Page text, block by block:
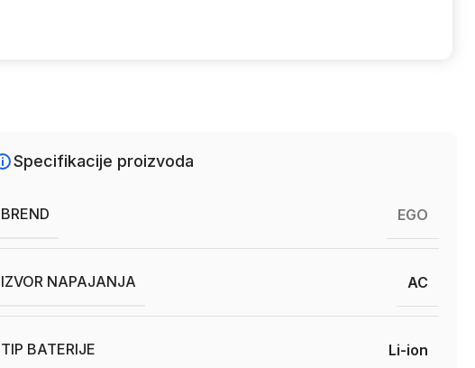
Specifikacije proizvoda
BREND EGO
IZVOR NAPAJANJA AC
TIP BATERIJE Li-ion